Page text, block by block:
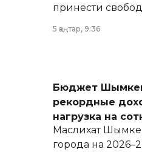
принести
5 қаңтар, 9:36
Бюджет
рекордные
нагрузка на
Маслихат
города на